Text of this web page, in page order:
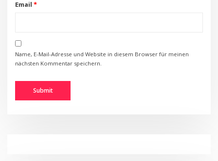
Email *
Name, E-Mail-Adresse und Website in diesem Browser für meinen
nächsten Kommentar speichern.